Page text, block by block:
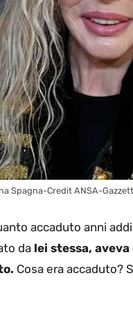
Spagna-Credit ANSA-
accaduto anni
da lei stessa,
Cosa era accaduto?